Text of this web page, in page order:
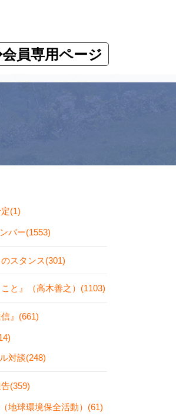
員専用ページ
(1)
バー(1553)
のスタンス(301)
こと』（高木善之）(1103)
信』(661)
対談(248)
(359)
地球環境保全活動）(61)